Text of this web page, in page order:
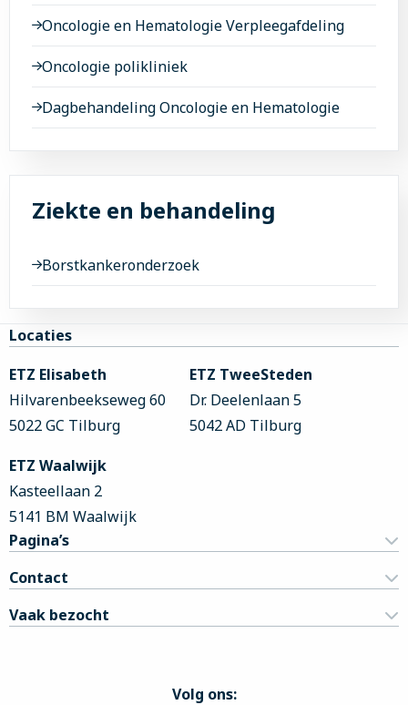
Oncologie en Hematologie Verpleegafdeling
Oncologie polikliniek
Dagbehandeling Oncologie en Hematologie
Ziekte en behandeling
Borstkankeronderzoek
Site
Locaties
ETZ Elisabeth
Hilvarenbeekseweg 60
5022 GC Tilburg
ETZ TweeSteden
Dr. Deelenlaan 5
5042 AD Tilburg
ETZ Waalwijk
Kasteellaan 2
5141 BM Waalwijk
Pagina’s
Contact
Vaak bezocht
Volg ons: